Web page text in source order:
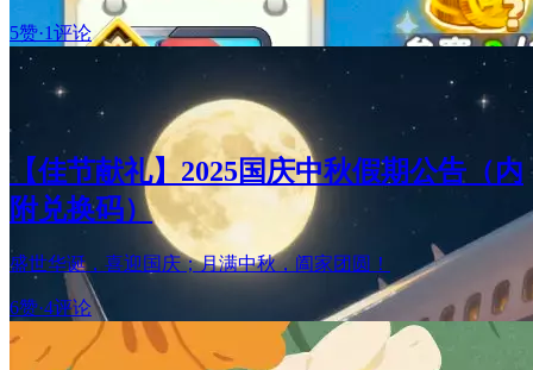
5赞·1评论
【佳节献礼】2025国庆中秋假期公告（内
附兑换码）
盛世华诞，喜迎国庆；月满中秋，阖家团圆！
6赞·4评论